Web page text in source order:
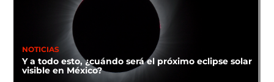
NOTICIAS
Y a todo esto, ¿cuándo será el próximo eclipse solar
visible en México?